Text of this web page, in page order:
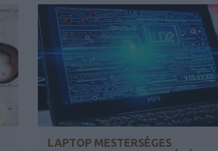
LAPTOP MESTERSÉGES